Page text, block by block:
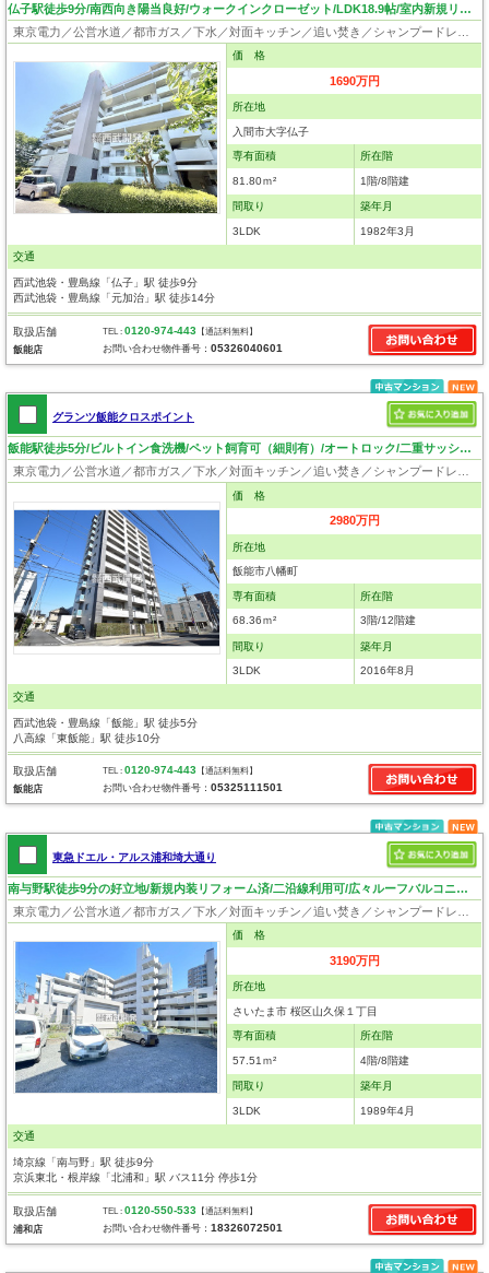
仏子駅徒歩9分/南西向き陽当良好/ウォークインクローゼット/LDK18.9帖/室内新規リノベーション
価 格
1690万円
所在地
入間市大字仏子
専有面積
81.80ｍ²
所在階
1階/8階建
間取り
3LDK
築年月
1982年3月
交通
西武池袋・豊島線「仏子」駅 徒歩9分
西武池袋・豊島線「元加治」駅 徒歩14分
取扱店舗
飯能店
TEL :0120-974-443 【通話料無料】
お問い合わせ物件番号：05326040601
グランツ飯能クロスポイント
飯能駅徒歩5分/ビルトイン食洗機/ペット飼育可（細則有）/オートロック/二重サッシ・二重天井・二重床
価 格
2980万円
所在地
飯能市八幡町
専有面積
68.36ｍ²
所在階
3階/12階建
間取り
3LDK
築年月
2016年8月
交通
西武池袋・豊島線「飯能」駅 徒歩5分
八高線「東飯能」駅 徒歩10分
取扱店舗
飯能店
TEL :0120-974-443 【通話料無料】
お問い合わせ物件番号：05325111501
東急ドエル・アルス浦和埼大通り
南与野駅徒歩9分の好立地/新規内装リフォーム済/二沿線利用可/広々ルーフバルコニー/角部屋/住環境良好！
価 格
3190万円
所在地
さいたま市 桜区山久保１丁目
専有面積
57.51ｍ²
所在階
4階/8階建
間取り
3LDK
築年月
1989年4月
交通
埼京線「南与野」駅 徒歩9分
京浜東北・根岸線「北浦和」駅 バス11分 停歩1分
取扱店舗
浦和店
TEL :0120-550-533 【通話料無料】
お問い合わせ物件番号：18326072501